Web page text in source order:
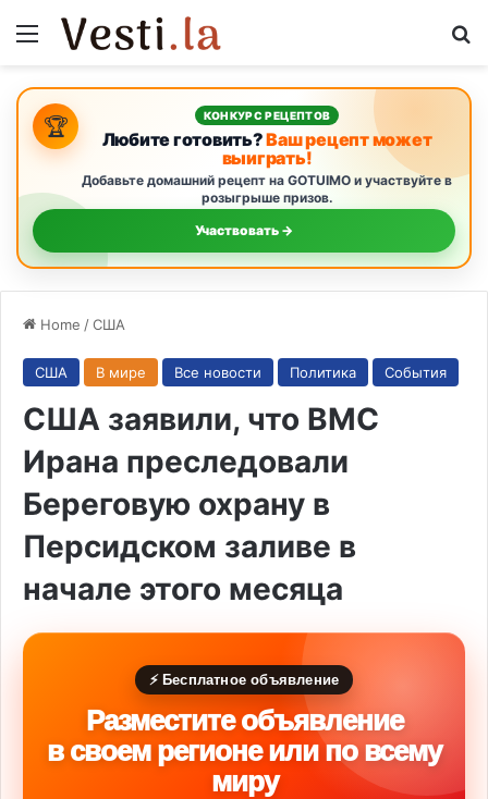
Menu
🏆 КОНКУРС РЕЦЕПТОВ
Любите готовить?Ваш рецепт может
выиграть!
Добавьте домашний рецепт на GOTUIMO и участвуйте в
розыгрыше призов.
Участвовать →
Home /США
США В мире Все новости Политика События
США заявили, что ВМС
Ирана преследовали
Береговую охрану в
Персидском заливе в
начале этого месяца
⚡ Бесплатное объявление
Разместите объявление
в своем регионе или по всему
миру